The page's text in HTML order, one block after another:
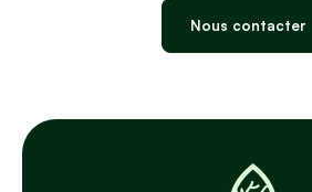
Nous contacter